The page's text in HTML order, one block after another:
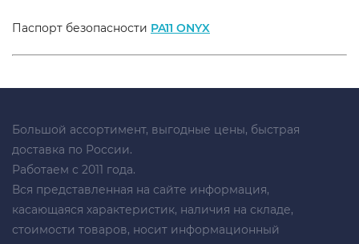
Паспорт безопасности PA11 ONYX
Большой ассортимент, выгодные цены, быстрая
доставка по России.
Работаем с 2011 года.
Вся представленная на сайте информация,
касающаяся характеристик, наличия на складе,
стоимости товаров, носит информационный